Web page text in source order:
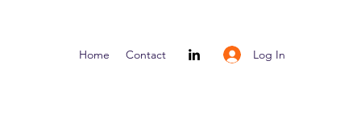
Home Contact Log In